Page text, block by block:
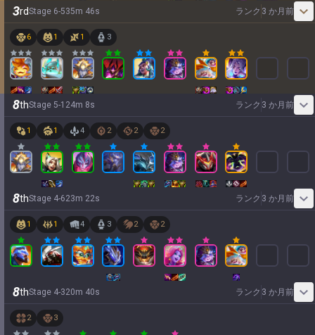
3rdStage 6-535m 46s ランク 3 か月前
6 1 1 3
8thStage 5-1 24m 8s ランク 3 か月前
1 1 4 2 2 2
8thStage 4-623m 22s ランク 3 か月前
1 1 4 3 2 2
8thStage 4-320m 40s ランク 3 か月前
2 3